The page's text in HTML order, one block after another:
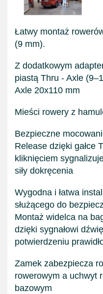
Łatwy montaż
(9 mm).
Z dodatkowym
piastą Thru - Axle
Axle 20x110 mm
Mieści rowery z
Bezpieczne
Release dzięki gałce
kliknięciem
siły dokręcenia
Wygodna i łatwa
służącego do
Montaż widelca na
dzięki sygnałowi
potwierdzeniu
Zamek zabezpiecza
rowerowym a uchwyt
bazowym